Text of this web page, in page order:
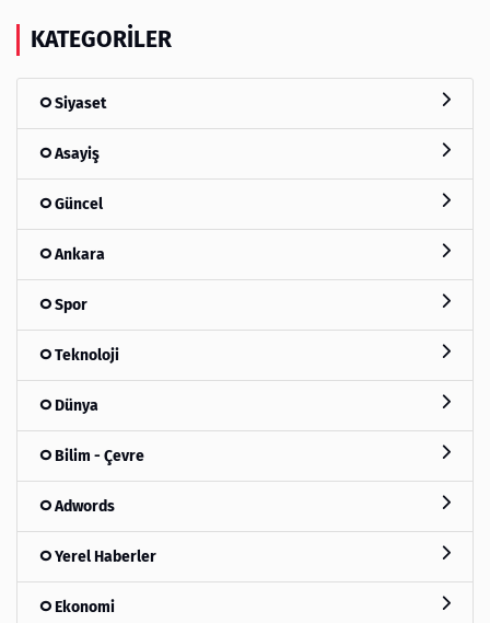
KATEGORILER
Siyaset
Asayiş
Güncel
Ankara
Spor
Teknoloji
Dünya
Bilim - Çevre
Adwords
Yerel Haberler
Ekonomi